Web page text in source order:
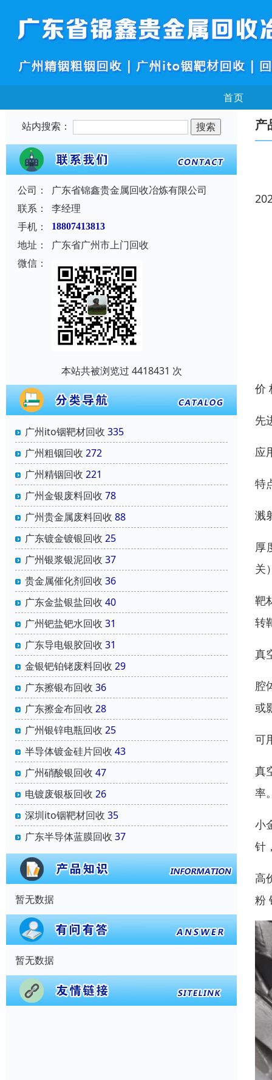
首页
站内搜索：
公司：
广东省锦鑫贵金属回收冶炼有限公司
联系：
李经理
手机：
18807413813
地址：
广东省广州市上门回收
微信：
本站共被浏览过 4418431 次
广州ito铟靶材回收 335
广州粗铟回收 272
广州精铟回收 221
广州金银废料回收 78
广州贵金属废料回收 88
广东镀金镀银回收 25
广州银浆银泥回收 37
贵金属催化剂回收 36
广东金盐银盐回收 40
广州钯盐钯水回收 31
广东导电银胶回收 31
金银钯铂铑废料回收 29
广东擦银布回收 36
广东擦金布回收 28
广州银锌电瓶回收 25
半导体镀金硅片回收 43
广州硝酸银回收 47
电镀废银板回收 26
深圳ito铟靶材回收 35
广东半导体蓝膜回收 37
暂无数据
暂无数据
产
价
先
应
特
溅
厚
关
靶
转
真
腔
或
可
真
率
小
针
高
粉